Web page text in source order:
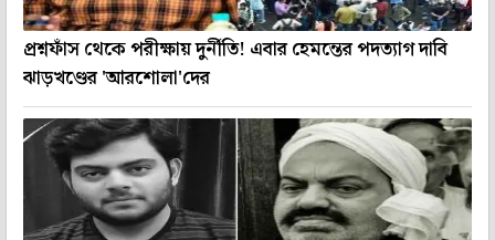
প্রশ্নফাঁস থেকে পরীক্ষায় দুর্নীতি! এবার হেমন্তের পদত্যাগ দাবি
ঝাড়খণ্ডের 'আরশোলা'দের